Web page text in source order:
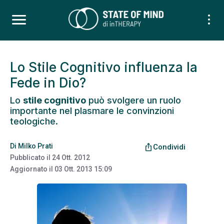
Lo Stile Cognitivo influenza la
Fede in Dio?
Lo stile cognitivo può svolgere un ruolo
importante nel plasmare le convinzioni
teologiche.
Di Milko Prati
Pubblicato il 24 Ott. 2012
Aggiornato il 03 Ott. 2013 15:09
ios_share Condividi